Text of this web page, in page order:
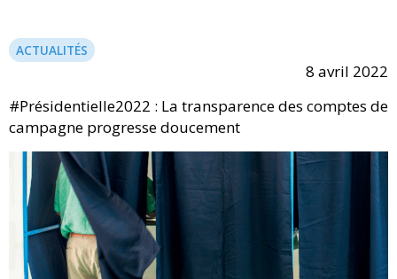
ACTUALITÉS
8 avril 2022
#Présidentielle2022 : La transparence des comptes de
campagne progresse doucement